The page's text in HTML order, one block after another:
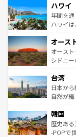
ば市内交
着のス
のような
ンメン
西部に
部のニュ
文化が
しみな
ならではの贅
情報は
ハワイ
年間を
ハワイ
ワイ島は
島だが
おすす
れるお
人々、
ク、伝
ワイを、存分に
はコン
オース
オース
シドニ
リアリー
ク）、
ど、見
いる。ア
ビング
い。オ
台湾
日本か
自然が
ン）、静
と山間
驚きを
韓国
歴史あ
-POPで